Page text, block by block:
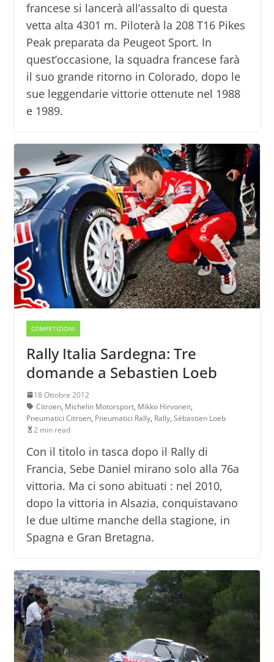
francese si lancerà all’assalto di questa
vetta alta 4301 m. Piloterà la 208 T16 Pikes
Peak preparata da Peugeot Sport. In
quest’occasione, la squadra francese farà
il suo grande ritorno in Colorado, dopo le
sue leggendarie vittorie ottenute nel 1988
e 1989.
COMPETIZIONI
Rally Italia Sardegna: Tre
domande a Sebastien Loeb
18 Ottobre 2012
Citroen, Michelin Motorsport, Mikko Hirvonen,
Pneumatici Citroen, Pneumatici Rally, Rally, Sébastien Loeb
2 min read
Con il titolo in tasca dopo il Rally di
Francia, Sebe Daniel mirano solo alla 76a
vittoria. Ma ci sono abituati : nel 2010,
dopo la vittoria in Alsazia, conquistavano
le due ultime manche della stagione, in
Spagna e Gran Bretagna.